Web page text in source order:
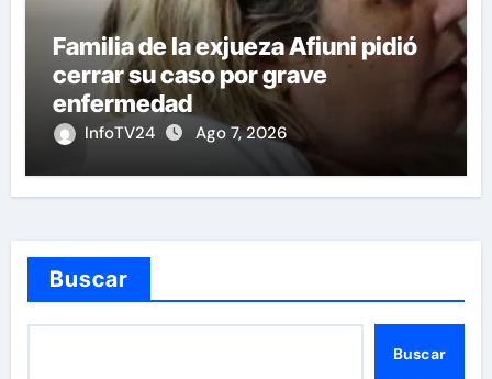
Familia de la exjueza Afiuni pidió
cerrar su caso por grave
enfermedad
InfoTV24 Ago 7, 2026
Buscar
Buscar